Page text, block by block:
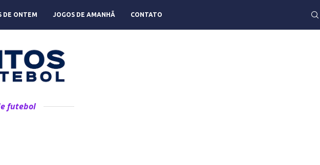
DE ONTEM JOGOS DE AMANHÃ CONTATO
futebol